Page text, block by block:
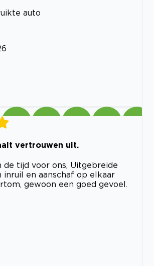
auto
vertrouwen uit.
de tijd voor ons, Uitgebreide
inruil en aanschaf op elkaar
gewoon een goed gevoel.